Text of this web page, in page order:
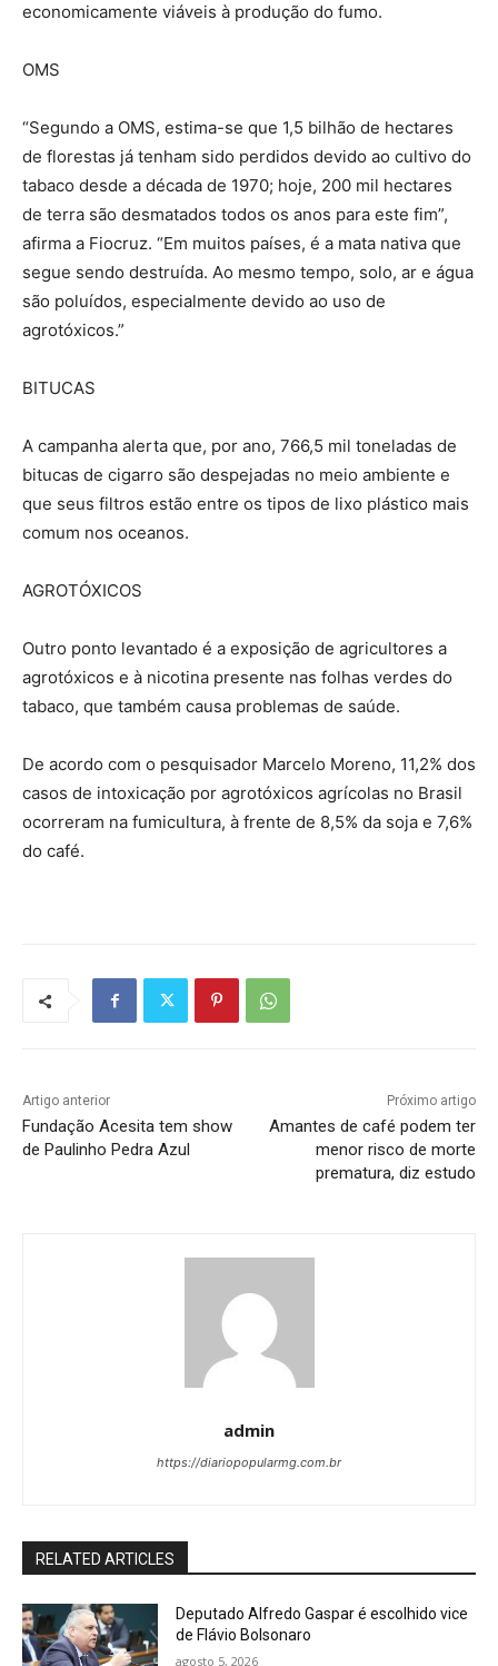
economicamente viáveis à produção do fumo.
OMS
“Segundo a OMS, estima-se que 1,5 bilhão de hectares
de florestas já tenham sido perdidos devido ao cultivo do
tabaco desde a década de 1970; hoje, 200 mil hectares
de terra são desmatados todos os anos para este fim”,
afirma a Fiocruz. “Em muitos países, é a mata nativa que
segue sendo destruída. Ao mesmo tempo, solo, ar e água
são poluídos, especialmente devido ao uso de
agrotóxicos.”
BITUCAS
A campanha alerta que, por ano, 766,5 mil toneladas de
bitucas de cigarro são despejadas no meio ambiente e
que seus filtros estão entre os tipos de lixo plástico mais
comum nos oceanos.
AGROTÓXICOS
Outro ponto levantado é a exposição de agricultores a
agrotóxicos e à nicotina presente nas folhas verdes do
tabaco, que também causa problemas de saúde.
De acordo com o pesquisador Marcelo Moreno, 11,2% dos
casos de intoxicação por agrotóxicos agrícolas no Brasil
ocorreram na fumicultura, à frente de 8,5% da soja e 7,6%
do café.
Artigo anterior
Fundação Acesita tem show
de Paulinho Pedra Azul
Próximo artigo
Amantes de café podem ter
menor risco de morte
prematura, diz estudo
admin
https://diariopopularmg.com.br
RELATED ARTICLES
Deputado Alfredo Gaspar é escolhido vice
de Flávio Bolsonaro
agosto 5, 2026